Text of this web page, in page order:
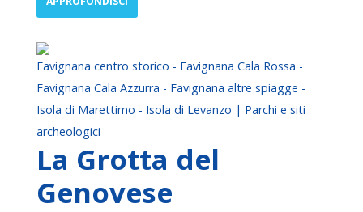
Favignana centro storico - Favignana Cala Rossa -
Favignana Cala Azzurra - Favignana altre spiagge -
Isola di Marettimo - Isola di Levanzo | Parchi e siti
archeologici
La Grotta del
Genovese